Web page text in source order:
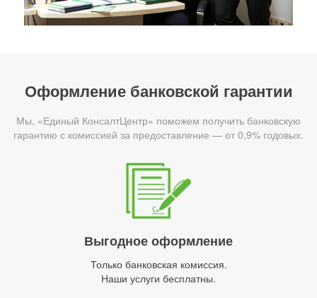
Оформление банковской гарантии
Мы, «Единый КонсалтЦентр» поможем получить банковскую
гарантию с комиссией за предоставление — от 0,9% годовых.
Выгодное оформление
Только банковская комиссия.
Наши услуги бесплатны.